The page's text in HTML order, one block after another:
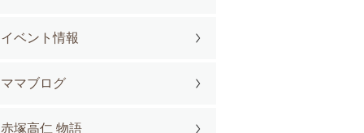
イベント情報
ママブログ
赤塚高仁 物語